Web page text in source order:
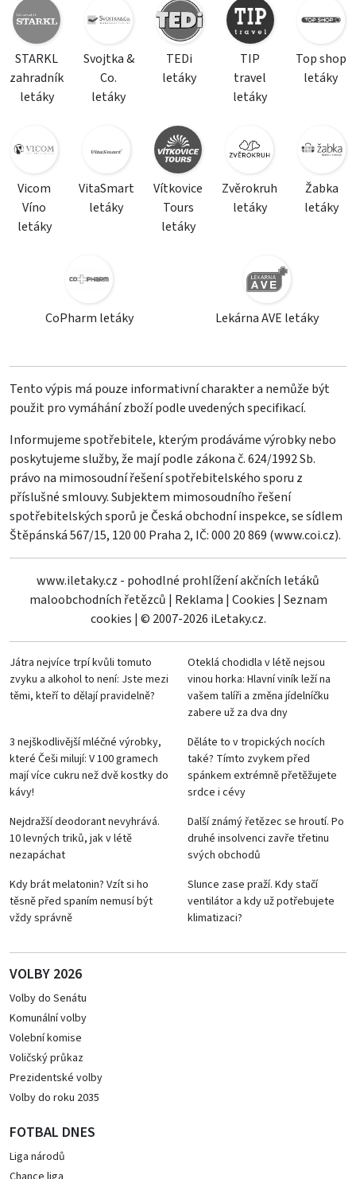
STARKL
zahradník
letáky
Svojtka &
Co.
letáky
TEDi
letáky
TIP
travel
letáky
Top shop
letáky
Vicom
Víno
letáky
VitaSmart
letáky
Vítkovice
Tours
letáky
Zvěrokruh
letáky
Žabka
letáky
CoPharm letáky Lekárna AVE letáky
Tento výpis má pouze informativní charakter a nemůže být
použit pro vymáhání zboží podle uvedených specifikací.
Informujeme spotřebitele, kterým prodáváme výrobky nebo
poskytujeme služby, že mají podle zákona č. 624/1992 Sb.
právo na mimosoudní řešení spotřebitelského sporu z
příslušné smlouvy. Subjektem mimosoudního řešení
spotřebitelských sporů je Česká obchodní inspekce, se sídlem
Štěpánská 567/15, 120 00 Praha 2, IČ: 000 20 869 (www.coi.cz).
www.iletaky.cz - pohodlné prohlížení akčních letáků
maloobchodních řetězců | Reklama | Cookies | Seznam
cookies | © 2007-2026 iLetaky.cz.
Játra nejvíce trpí kvůli tomuto
zvyku a alkohol to není: Jste mezi
těmi, kteří to dělají pravidelně?
Oteklá chodidla v létě nejsou
vinou horka: Hlavní viník leží na
vašem talíři a změna jídelníčku
zabere už za dva dny
3 nejškodlivější mléčné výrobky,
které Češi milují: V 100 gramech
mají více cukru než dvě kostky do
kávy!
Děláte to v tropických nocích
také? Tímto zvykem před
spánkem extrémně přetěžujete
srdce i cévy
Nejdražší deodorant nevyhrává.
10 levných triků, jak v létě
nezapáchat
Další známý řetězec se hroutí. Po
druhé insolvenci zavře třetinu
svých obchodů
Kdy brát melatonin? Vzít si ho
těsně před spaním nemusí být
vždy správně
Slunce zase praží. Kdy stačí
ventilátor a kdy už potřebujete
klimatizaci?
VOLBY 2026
Volby do Senátu
Komunální volby
Volební komise
Voličský průkaz
Prezidentské volby
Volby do roku 2035
FOTBAL DNES
Liga národů